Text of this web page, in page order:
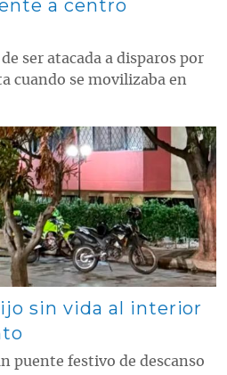
a centro
ser atacada a disparos por
cuando se movilizaba en
sin vida al interior
puente festivo de descanso